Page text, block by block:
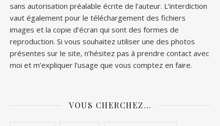
sans autorisation préalable écrite de l’auteur. L’interdiction
vaut également pour le téléchargement des fichiers
images et la copie d’écran qui sont des formes de
reproduction. Si vous souhaitez utiliser une des photos
présentes sur le site, n’hésitez pas à prendre contact avec
moi et m’expliquer l’usage que vous comptez en faire.
VOUS CHERCHEZ…